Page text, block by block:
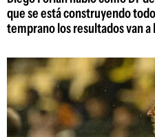
que se está construyendo
temprano los resultados van a